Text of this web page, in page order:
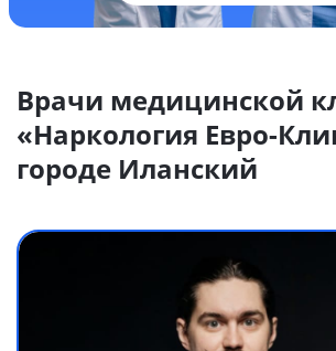
Врачи медицинской
«Наркология Евро-
городе Иланский